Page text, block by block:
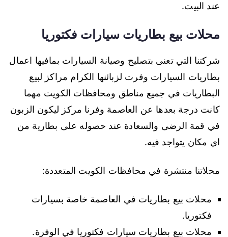
عند البيت.
محلات بيع بطاريات سيارات فكتوريا
شركتنا التي تعنى بتصليح وصيانة السيارات بمافيها اعمال
بطاريات السيارات وفرت لزبائنها الكرام مراكز لبيع
البطاريات في جميع مناطق ومحافظات الكويت مهما
كانت درجة بعدها عن العاصمة وفرنا مركز ليكون الزبون
في قمة الرضى والسعادة عند حصوله على بطارية من
اي مكان يتواجد فيه.
محلاتنا منتشرة في محافظات الكويت المتعددة:
محلات بيع بطاريات في العاصمة خاصة بسيارات
فكتوريا.
محلات بيع بطاريات سيارات فكتوريا في الوفرة.